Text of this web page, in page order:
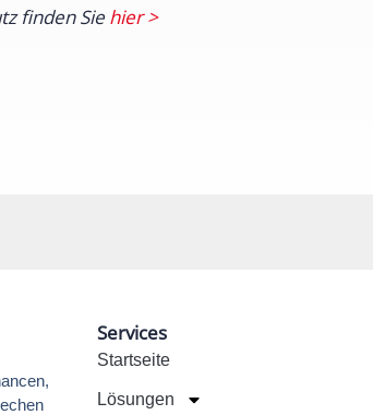
finden Sie hier >
Services
Startseite
Lösungen